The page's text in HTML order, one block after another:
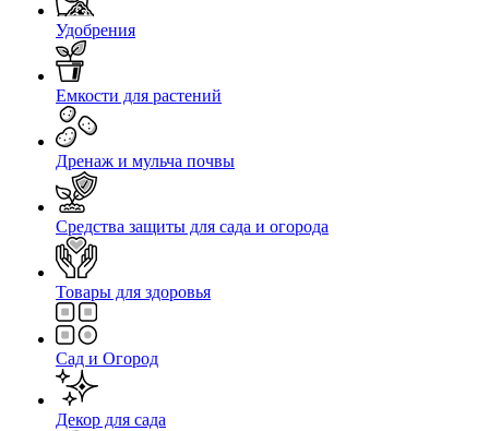
Удобрения
Емкости для растений
Дренаж и мульча почвы
Средства защиты для сада и огорода
Товары для здоровья
Сад и Огород
Декор для сада